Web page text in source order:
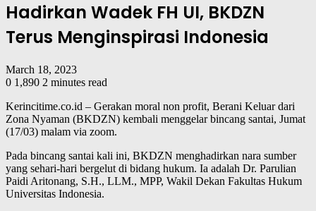
Hadirkan Wadek FH UI, BKDZN
Terus Menginspirasi Indonesia
March 18, 2023
0 1,890 2 minutes read
Kerincitime.co.id – Gerakan moral non profit, Berani Keluar dari
Zona Nyaman (BKDZN) kembali menggelar bincang santai, Jumat
(17/03) malam via zoom.
Pada bincang santai kali ini, BKDZN menghadirkan nara sumber
yang sehari-hari bergelut di bidang hukum. Ia adalah Dr. Parulian
Paidi Aritonang, S.H., LLM., MPP, Wakil Dekan Fakultas Hukum
Universitas Indonesia.